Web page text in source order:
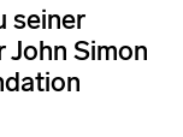
seiner
John Simon